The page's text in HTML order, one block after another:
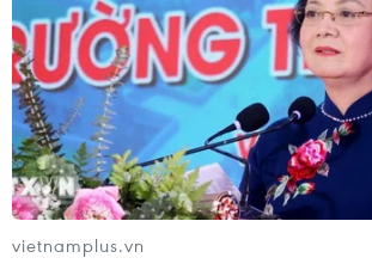
cho bài toán bảo vệ sức khỏe của
người Việt
06/08/2026 03:40
Chọn đúng đầu tàu: Danh mục
doanh nghiệp nhà nước mạnh và bài
toán giao nhiệm vụ
vietnamplus.vn